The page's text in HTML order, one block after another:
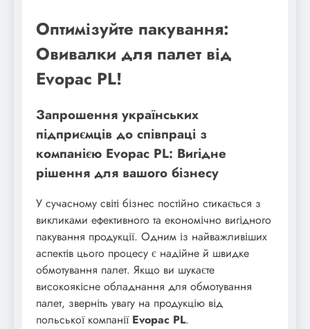
Оптимізуйте пакування:
Овивалки для палет від
Evopac PL!
Запрошення українських
підприємців до співпраці з
компанією Evopac PL: Вигідне
рішення для вашого бізнесу
У сучасному світі бізнес постійно стикається з
викликами ефективного та економічно вигідного
пакування продукції. Одним із найважливіших
аспектів цього процесу є надійне й швидке
обмотування палет. Якщо ви шукаєте
високоякісне обладнання для обмотування
палет, зверніть увагу на продукцію від
польської компанії Evopac PL.